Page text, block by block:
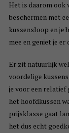
Het is daarom ook
beschermen met
kussensloop en je
mee en geniet je
Er zit natuurlijk
voordelige
je voor een relatief
het hoofdkussen
prijsklasse gaat
het dus echt